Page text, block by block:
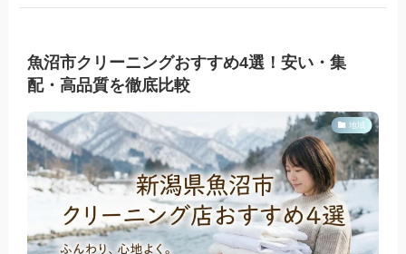
魚沼市クリーニングおすすめ4選！安い・集
配・高品質を徹底比較
地域